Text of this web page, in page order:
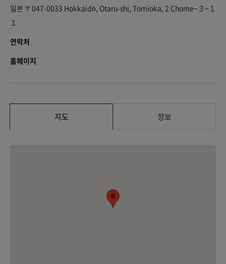
일본 〒047-0033 Hokkaidō, Otaru-shi, Tomioka, 2 Chome−３−１
１
연락처
홈페이지
지도 정보